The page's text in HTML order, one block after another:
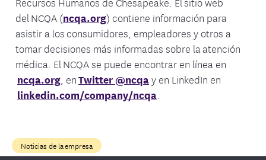
del NCQA (ncqa.org) contiene información para
asistir a los consumidores, empleadores y otros a
tomar decisiones más informadas sobre la atención
médica. El NCQA se puede encontrar en línea en
ncqa.org , enTwitter @ncqay en LinkedIn en
linkedin.com/company/ncqa
Noticias de la empresa